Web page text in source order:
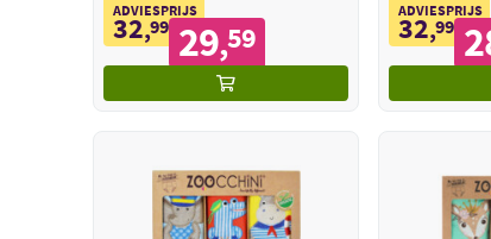
ADVIESPRIJS
32,99 29,59
ADVIESPRIJS
32,99